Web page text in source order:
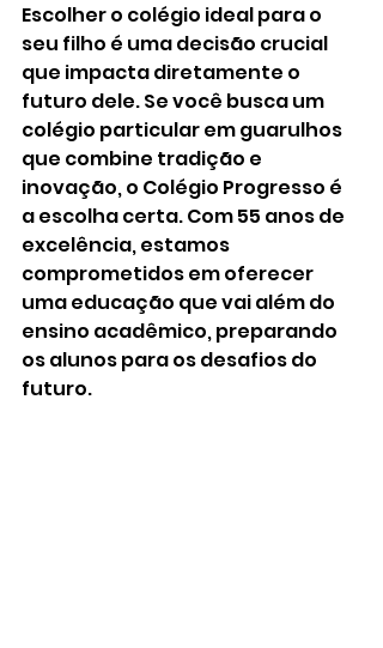
Escolher o colégio ideal para o
seu filho é uma decisão crucial
que impacta diretamente o
futuro dele. Se você busca um
colégio particular em guarulhos
que combine tradição e
inovação, o Colégio Progresso é
a escolha certa. Com 55 anos de
excelência, estamos
comprometidos em oferecer
uma educação que vai além do
ensino acadêmico, preparando
os alunos para os desafios do
futuro.